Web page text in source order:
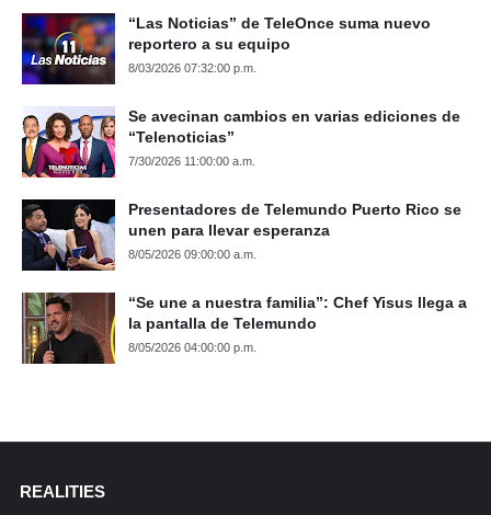
“Las Noticias” de TeleOnce suma nuevo
reportero a su equipo
8/03/2026 07:32:00 p.m.
Se avecinan cambios en varias ediciones de
“Telenoticias”
7/30/2026 11:00:00 a.m.
Presentadores de Telemundo Puerto Rico se
unen para llevar esperanza
8/05/2026 09:00:00 a.m.
“Se une a nuestra familia”: Chef Yisus llega a
la pantalla de Telemundo
8/05/2026 04:00:00 p.m.
REALITIES